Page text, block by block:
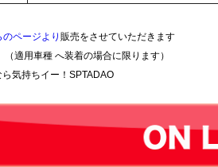
のページより 販売をさせていただきます
適用車種 へ装着の場合に限ります）
気持ちイー！SPTADAO